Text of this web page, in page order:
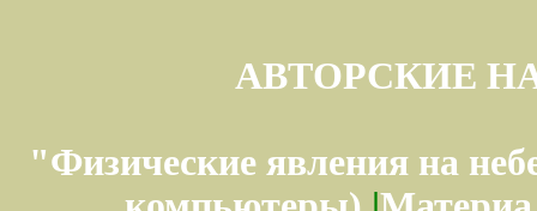
АВТОРСКИЕ
"Физические явления на